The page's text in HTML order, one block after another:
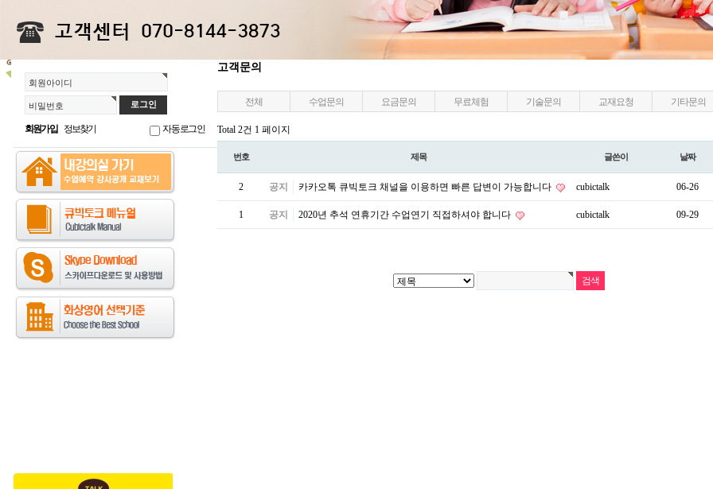
회원아이디
비밀번호
회원가입 정보찾기 자동로그인
고객문의
전체 수업문의 요금문의 무료체험 기술문의 교재요청 기타문의
Total 2건 1 페이지
번호 제목 글쓴이 날짜
2 공지 카카오톡 큐빅토크 채널을 이용하면 빠른 답변이 가능합니다 cubictalk 06-26
1 공지 2020년 추석 연휴기간 수업연기 직접하셔야 합니다 cubictalk 09-29